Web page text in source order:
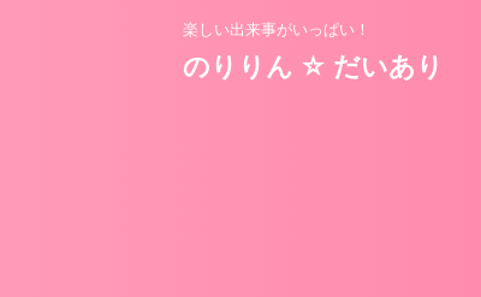
楽しい出来事がいっぱい！
のりりん ☆ だいあり